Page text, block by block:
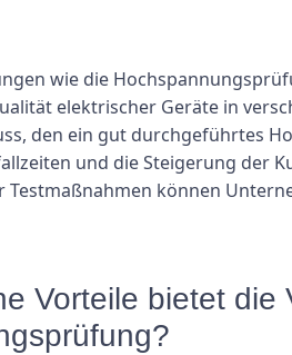
wie die
elektrischer Geräte in
den ein gut durchgeführtes
und die Steigerung der
können
Vorteile bietet